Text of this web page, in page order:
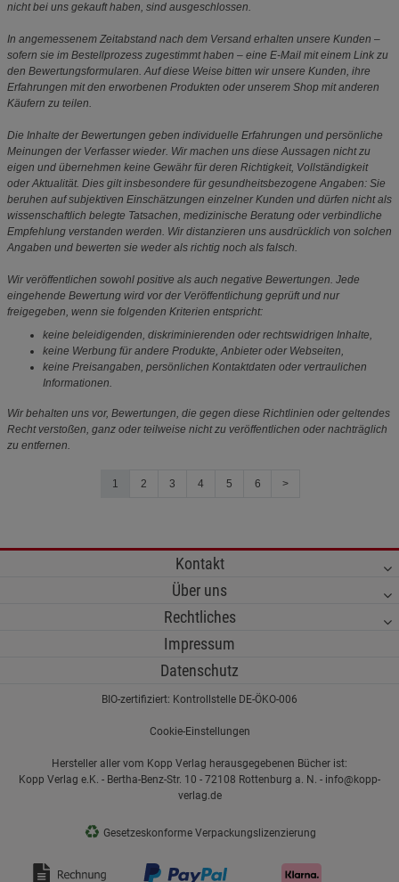
nicht bei uns gekauft haben, sind ausgeschlossen.
In angemessenem Zeitabstand nach dem Versand erhalten unsere Kunden –
sofern sie im Bestellprozess zugestimmt haben – eine E-Mail mit einem Link zu
den Bewertungsformularen. Auf diese Weise bitten wir unsere Kunden, ihre
Erfahrungen mit den erworbenen Produkten oder unserem Shop mit anderen
Käufern zu teilen.
Die Inhalte der Bewertungen geben individuelle Erfahrungen und persönliche
Meinungen der Verfasser wieder. Wir machen uns diese Aussagen nicht zu
eigen und übernehmen keine Gewähr für deren Richtigkeit, Vollständigkeit
oder Aktualität. Dies gilt insbesondere für gesundheitsbezogene Angaben: Sie
beruhen auf subjektiven Einschätzungen einzelner Kunden und dürfen nicht als
wissenschaftlich belegte Tatsachen, medizinische Beratung oder verbindliche
Empfehlung verstanden werden. Wir distanzieren uns ausdrücklich von solchen
Angaben und bewerten sie weder als richtig noch als falsch.
Wir veröffentlichen sowohl positive als auch negative Bewertungen. Jede
eingehende Bewertung wird vor der Veröffentlichung geprüft und nur
freigegeben, wenn sie folgenden Kriterien entspricht:
keine beleidigenden, diskriminierenden oder rechtswidrigen Inhalte,
keine Werbung für andere Produkte, Anbieter oder Webseiten,
keine Preisangaben, persönlichen Kontaktdaten oder vertraulichen
Informationen.
Wir behalten uns vor, Bewertungen, die gegen diese Richtlinien oder geltendes
Recht verstoßen, ganz oder teilweise nicht zu veröffentlichen oder nachträglich
zu entfernen.
1 2 3 4 5 6 >
Kontakt
Über uns
Rechtliches
Impressum
Datenschutz
BIO-zertifiziert: Kontrollstelle DE-ÖKO-006
Cookie-Einstellungen
Hersteller aller vom Kopp Verlag herausgegebenen Bücher ist:
Kopp Verlag e.K. - Bertha-Benz-Str. 10 - 72108 Rottenburg a. N. - info@kopp-
verlag.de
♻ Gesetzeskonforme Verpackungslizenzierung